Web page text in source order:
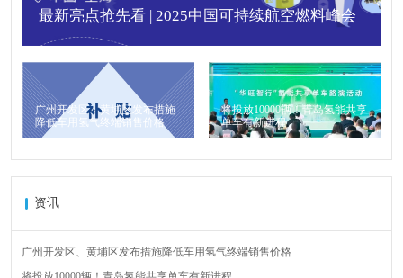
最新亮点抢先看 | 2025中国可持续航空燃料峰会
广州开发区、黄埔区发布措施
降低车用氢气终端销售价格
将投放10000辆！青岛氢能共享
单车有新进程
资讯
广州开发区、黄埔区发布措施降低车用氢气终端销售价格